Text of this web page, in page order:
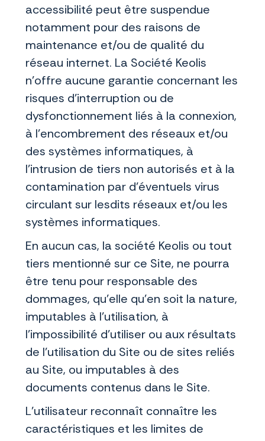
accessibilité peut être suspendue
notamment pour des raisons de
maintenance et/ou de qualité du
réseau internet. La Société Keolis
n’offre aucune garantie concernant les
risques d’interruption ou de
dysfonctionnement liés à la connexion,
à l’encombrement des réseaux et/ou
des systèmes informatiques, à
l’intrusion de tiers non autorisés et à la
contamination par d’éventuels virus
circulant sur lesdits réseaux et/ou les
systèmes informatiques.
En aucun cas, la société Keolis ou tout
tiers mentionné sur ce Site, ne pourra
être tenu pour responsable des
dommages, qu'elle qu'en soit la nature,
imputables à l'utilisation, à
l'impossibilité d'utiliser ou aux résultats
de l'utilisation du Site ou de sites reliés
au Site, ou imputables à des
documents contenus dans le Site.
L’utilisateur reconnaît connaître les
caractéristiques et les limites de